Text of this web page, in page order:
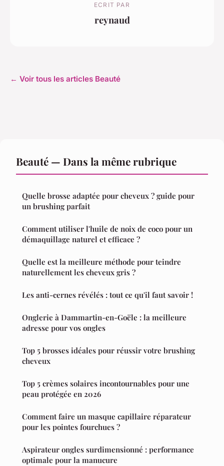
ECRIT PAR
reynaud
← Voir tous les articles Beauté
Beauté — Dans la même rubrique
Quelle brosse adaptée pour cheveux ? guide pour
un brushing parfait
Comment utiliser l'huile de noix de coco pour un
démaquillage naturel et efficace ?
Quelle est la meilleure méthode pour teindre
naturellement les cheveux gris ?
Les anti-cernes révélés : tout ce qu'il faut savoir !
Onglerie à Dammartin-en-Goële : la meilleure
adresse pour vos ongles
Top 5 brosses idéales pour réussir votre brushing
cheveux
Top 5 crèmes solaires incontournables pour une
peau protégée en 2026
Comment faire un masque capillaire réparateur
pour les pointes fourchues ?
Aspirateur ongles surdimensionné : performance
optimale pour la manucure